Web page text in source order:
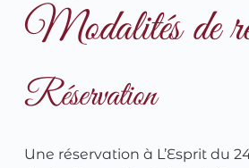
Modalités de
Réservation
Une réservation à L’Esprit du